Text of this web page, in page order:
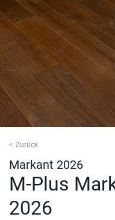
Zurück
Markant 2026
M-Plus
2026